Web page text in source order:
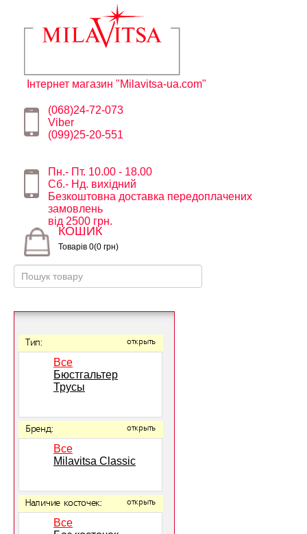
Інтернет магазин "Milavitsa-ua.com"
(068)24-72-073
Viber
(099)25-20-551
Пн.- Пт. 10.00 - 18.00
Сб.- Нд. вихідний
Безкоштовна доставка передоплачених
замовлень
від 2500 грн.
КОШИК
Товарів 0(0 грн)
Тип: открыть
Все
Бюстгальтер
Трусы
Бренд: открыть
Все
Milavitsa Classic
Наличие косточек: открыть
Все